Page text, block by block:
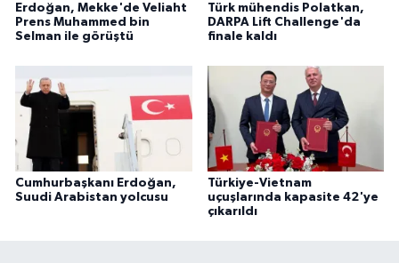
Erdoğan, Mekke'de Veliaht
Prens Muhammed bin
Selman ile görüştü
Türk mühendis Polatkan,
DARPA Lift Challenge'da
finale kaldı
Cumhurbaşkanı Erdoğan,
Suudi Arabistan yolcusu
Türkiye-Vietnam
uçuşlarında kapasite 42'ye
çıkarıldı